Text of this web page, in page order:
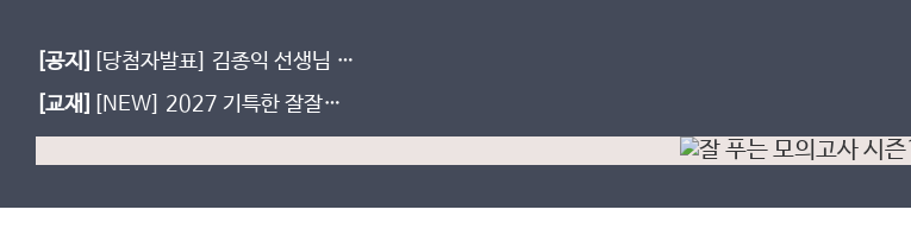
[공지]
[당첨자발표] 김종익 선생님 열
공다짐 이벤트
[교재]
[NEW] 2027 기특한 잘잘잘